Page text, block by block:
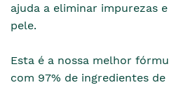
ajuda a eliminar impurezas
pele.
Esta é a nossa melhor
com 97% de ingredientes